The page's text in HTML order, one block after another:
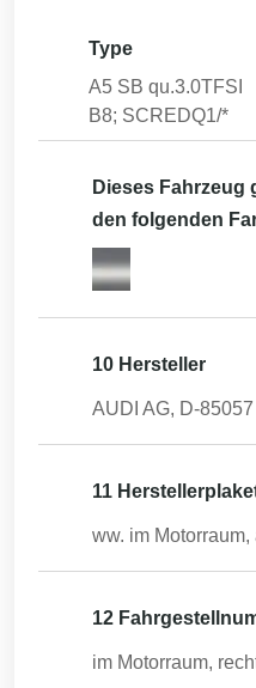
Type
A5 SB qu.3.0TFSI
B8; SCREDQ1/*
Dieses Fahrzeug
den folgenden
10 Hersteller
AUDI AG, D-
11
ww. im
12
im Motorraum,